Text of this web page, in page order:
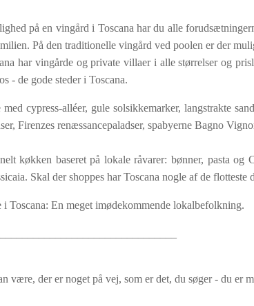
på en vingård i Toscana har du alle
På den traditionelle vingård ved poolen er der
har vingårde og private villaer i alle størrelser og
- de gode steder i Toscana.
cypress-alléer, gule solsikkemarker, langstrakte
Firenzes renæssancepaladser, spabyerne Bagno
køkken baseret på lokale råvarer: bønner, pasta
Skal der shoppes har Toscana nogle af de
Toscana: En meget imødekommende lokalbefolkning.
være, der er noget på vej, som er det, du søger - du er